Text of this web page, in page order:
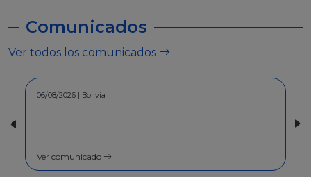
Comunicados
Ver todos los comunicados
30/07/2026 | Bolivia
Ver comunicado